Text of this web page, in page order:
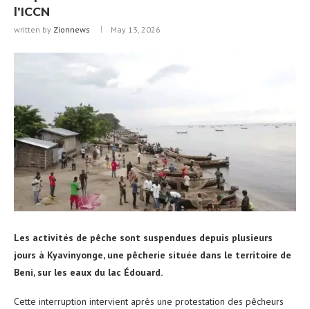
l’ICCN
written by Zionnews May 13, 2026
Les activités de pêche sont suspendues depuis plusieurs
jours à Kyavinyonge, une pêcherie située dans le territoire de
Beni, sur les eaux du lac Édouard.
Cette interruption intervient après une protestation des pêcheurs